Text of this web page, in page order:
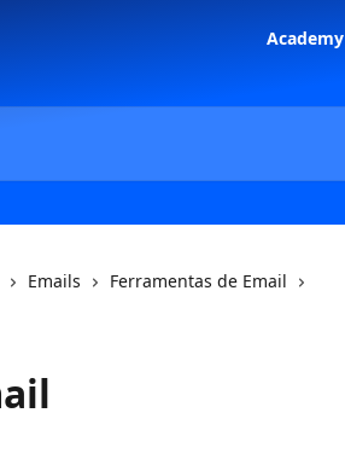
Academy
Emails
Ferramentas de Email